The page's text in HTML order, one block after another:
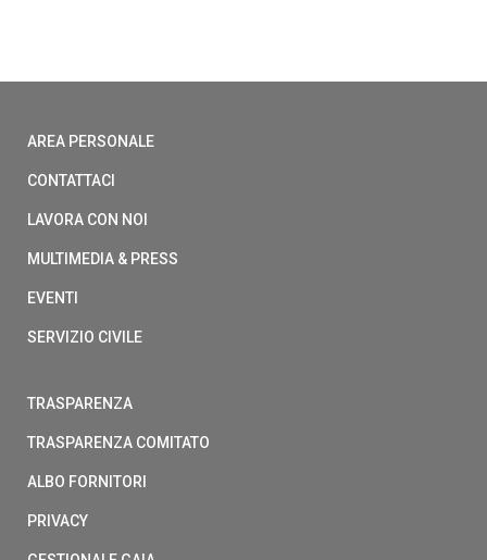
AREA PERSONALE
CONTATTACI
LAVORA CON NOI
MULTIMEDIA & PRESS
EVENTI
SERVIZIO CIVILE
TRASPARENZA
TRASPARENZA COMITATO
ALBO FORNITORI
PRIVACY